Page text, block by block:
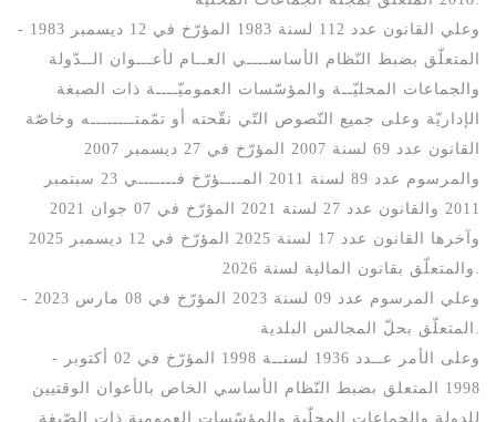
- وعلي القانون عدد 112 لسنة 1983 المؤرّخ في 12 ديسمبر 1983
المتعلّق بضبط النّظام الأساســــي العــام لأعـــوان الــدّولة
والجماعات المحليّــة والمؤسّسات العموميّــــة ذات الصبغة
الإداريّة وعلى جميع النّصوص التّي نقّحته أو تمّمتــــــــه وخاصّة
القانون عدد 69 لسنة 2007 المؤرّخ في 27 ديسمبر 2007
والمرسوم عدد 89 لسنة 2011 المــــؤرّخ فـــــــي 23 سبتمبر
2011 والقانون عدد 27 لسنة 2021 المؤرّخ في 07 جوان 2021
وآخرها القانون عدد 17 لسنة 2025 المؤرّخ في 12 ديسمبر 2025
- وعلي المرسوم عدد 09 لسنة 2023 المؤرّخ في 08 مارس 2023
- وعلى الأمر عــدد 1936 لسنــة 1998 المؤرّخ في 02 أكتوبر
1998 المتعلق بضبط النّظام الأساسي الخاص بالأعوان الوقتيين
للدولة والجماعات المحلّية والمؤسّسات العمومية ذات الصّبغة